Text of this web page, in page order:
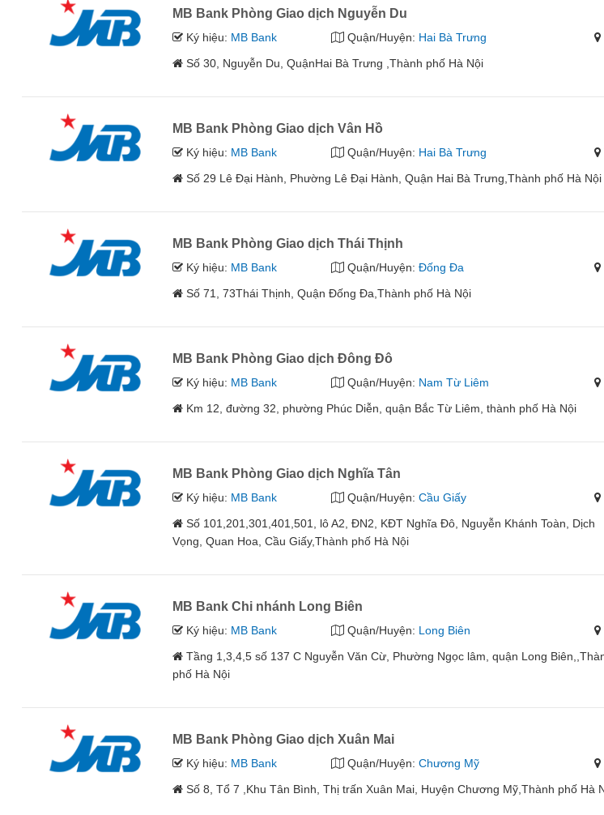
MB Bank Phòng Giao dịch Nguyễn Du
Ký hiệu: MB Bank Quận/Huyện: Hai Bà Trưng
Số 30, Nguyễn Du, QuậnHai Bà Trưng ,Thành phố Hà Nội
MB Bank Phòng Giao dịch Vân Hồ
Ký hiệu: MB Bank Quận/Huyện: Hai Bà Trưng
Số 29 Lê Đại Hành, Phường Lê Đại Hành, Quận Hai Bà Trưng,Thành phố Hà Nội
MB Bank Phòng Giao dịch Thái Thịnh
Ký hiệu: MB Bank Quận/Huyện: Đống Đa
Số 71, 73Thái Thịnh, Quận Đống Đa,Thành phố Hà Nội
MB Bank Phòng Giao dịch Đông Đô
Ký hiệu: MB Bank Quận/Huyện: Nam Từ Liêm
Km 12, đường 32, phường Phúc Diễn, quận Bắc Từ Liêm, thành phố Hà Nội
MB Bank Phòng Giao dịch Nghĩa Tân
Ký hiệu: MB Bank Quận/Huyện: Cầu Giấy
Số 101,201,301,401,501, lô A2, ĐN2, KĐT Nghĩa Đô, Nguyễn Khánh Toàn, Dịch
Vọng, Quan Hoa, Cầu Giấy,Thành phố Hà Nội
MB Bank Chi nhánh Long Biên
Ký hiệu: MB Bank Quận/Huyện: Long Biên
Tầng 1,3,4,5 số 137 C Nguyễn Văn Cừ, Phường Ngọc lâm, quận Long
phố Hà Nội
MB Bank Phòng Giao dịch Xuân Mai
Ký hiệu: MB Bank Quận/Huyện: Chương Mỹ
Số 8, Tổ 7 ,Khu Tân Bình, Thị trấn Xuân Mai, Huyện Chương Mỹ,Thành phố Hà